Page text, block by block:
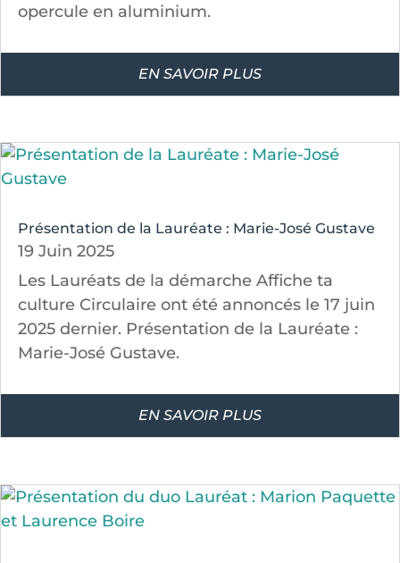
opercule en aluminium.
EN SAVOIR PLUS
Présentation de la Lauréate : Marie-José Gustave
19 Juin 2025
Les Lauréats de la démarche Affiche ta
culture Circulaire ont été annoncés le 17 juin
2025 dernier. Présentation de la Lauréate :
Marie-José Gustave.
EN SAVOIR PLUS